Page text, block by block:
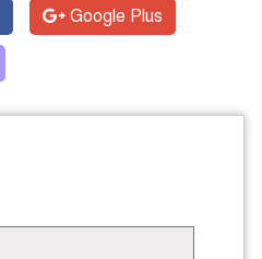
Google Plus